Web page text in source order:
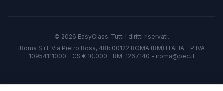
© 2026 EasyClass. Tutti i diritti riservati.
iRoma S.r.l. Via Pietro Rosa, 48b 00122 ROMA (RM) ITALIA - P.IVA
10954111000 - CS € 10.000 - RM-1267140 - iroma@pec.it